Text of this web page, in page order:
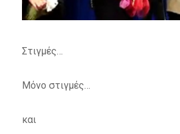
Στιγμές…
Μόνο στιγμές…
και